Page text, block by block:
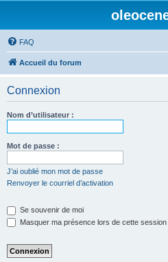
FAQ
Accueil du forum
Connexion
Nom d’utilisateur :
Mot de passe :
J’ai oublié mon mot de passe
Renvoyer le courriel d’activation
Se souvenir de moi
Masquer ma présence lors de cette session